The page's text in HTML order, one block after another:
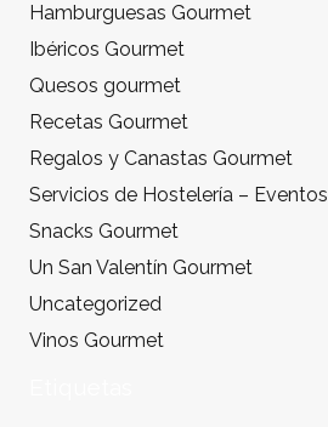
Hamburguesas Gourmet
Ibéricos Gourmet
Quesos gourmet
Recetas Gourmet
Regalos y Canastas Gourmet
Servicios de Hostelería – Eventos
Snacks Gourmet
Un San Valentín Gourmet
Uncategorized
Vinos Gourmet